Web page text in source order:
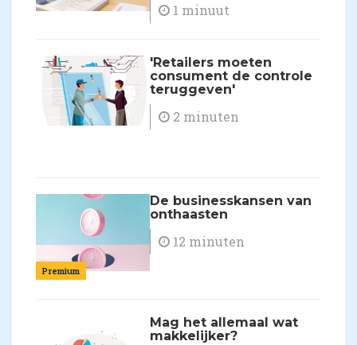
1 minuut
'Retailers moeten
consument de controle
teruggeven'
2 minuten
Premium
De businesskansen van
onthaasten
12 minuten
Mag het allemaal wat
makkelijker?